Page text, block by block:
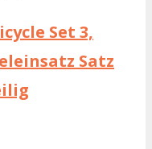
Set 3,
Satz